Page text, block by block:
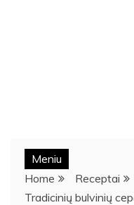
Meniu
Home
Receptai
Tradicinių bulvinių